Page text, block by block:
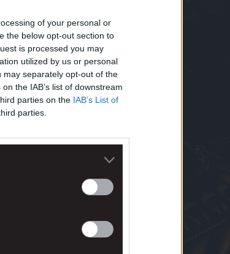
of your personal or
the below opt-out section to
is processed you may
utilized by us or personal
may separately opt-out of the
the IAB’s list of downstream
parties on the IAB’s List of
parties.
Ανακαλείται παρτίδα γνωστής
από την ΕΛΓΕΚΑ
8 Αυγούστου 2026 18:03
Μάλαγα και Μπέρνλι»